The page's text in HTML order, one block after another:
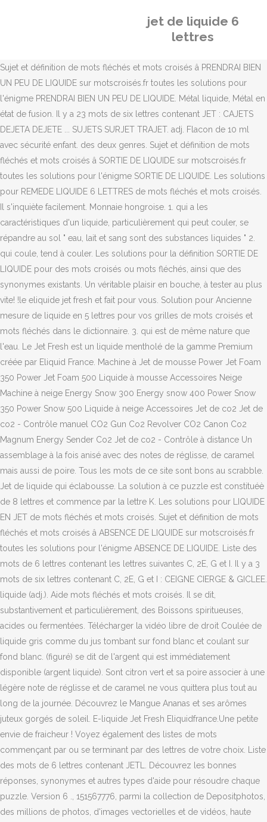
jet de liquide 6
lettres
Sujet et définition de mots fléchés et mots croisés â PRENDRAI BIEN
UN PEU DE LIQUIDE sur motscroisés.fr toutes les solutions pour
l'énigme PRENDRAI BIEN UN PEU DE LIQUIDE. Métal liquide, Métal en
état de fusion. Il y a 23 mots de six lettres contenant JET : CAJETS
DEJETA DEJETE ... SUJETS SURJET TRAJET. adj. Flacon de 10 ml
avec sécurité enfant. des deux genres. Sujet et définition de mots
fléchés et mots croisés â SORTIE DE LIQUIDE sur motscroisés.fr
toutes les solutions pour l'énigme SORTIE DE LIQUIDE. Les solutions
pour REMEDE LIQUIDE 6 LETTRES de mots fléchés et mots croisés.
Il s'inquiète facilement. Monnaie hongroise. 1. qui a les
caractéristiques d'un liquide, particulièrement qui peut couler, se
répandre au sol " eau, lait et sang sont des substances liquides " 2.
qui coule, tend à couler. Les solutions pour la définition SORTIE DE
LIQUIDE pour des mots croisés ou mots fléchés, ainsi que des
synonymes existants. Un véritable plaisir en bouche, à tester au plus
vite! !le eliquide jet fresh et fait pour vous. Solution pour Ancienne
mesure de liquide en 5 lettres pour vos grilles de mots croisés et
mots fléchés dans le dictionnaire. 3. qui est de même nature que
l'eau. Le Jet Fresh est un liquide mentholé de la gamme Premium
créée par Eliquid France. Machine à Jet de mousse Power Jet Foam
350 Power Jet Foam 500 Liquide à mousse Accessoires Neige
Machine à neige Energy Snow 300 Energy snow 400 Power Snow
350 Power Snow 500 Liquide à neige Accessoires Jet de co2 Jet de
co2 - Contrôle manuel CO2 Gun Co2 Revolver CO2 Canon Co2
Magnum Energy Sender Co2 Jet de co2 - Contrôle à distance Un
assemblage à la fois anisé avec des notes de réglisse, de caramel
mais aussi de poire. Tous les mots de ce site sont bons au scrabble.
Jet de liquide qui éclabousse. La solution à ce puzzle est constituéè
de 8 lettres et commence par la lettre K. Les solutions pour LIQUIDE
EN JET de mots fléchés et mots croisés. Sujet et définition de mots
fléchés et mots croisés â ABSENCE DE LIQUIDE sur motscroisés.fr
toutes les solutions pour l'énigme ABSENCE DE LIQUIDE. Liste des
mots de 6 lettres contenant les lettres suivantes C, 2E, G et I. Il y a 3
mots de six lettres contenant C, 2E, G et I : CEIGNE CIERGE & GICLEE.
liquide (adj.). Aide mots fléchés et mots croisés. Il se dit,
substantivement et particulièrement, des Boissons spiritueuses,
acides ou fermentées. Télécharger la vidéo libre de droit Coulée de
liquide gris comme du jus tombant sur fond blanc et coulant sur
fond blanc. (figuré) se dit de l'argent qui est immédiatement
disponible (argent liquide). Sont citron vert et sa poire associer à une
légère note de réglisse et de caramel ne vous quittera plus tout au
long de la journée. Découvrez le Mangue Ananas et ses arômes
juteux gorgés de soleil. E-liquide Jet Fresh Eliquidfrance.Une petite
envie de fraicheur ! Voyez également des listes de mots
commençant par ou se terminant par des lettres de votre choix. Liste
des mots de 6 lettres contenant JETL. Découvrez les bonnes
réponses, synonymes et autres types d'aide pour résoudre chaque
puzzle. Version 6 ., 151567776, parmi la collection de Depositphotos,
des millions de photos, d'images vectorielles et de vidéos, haute